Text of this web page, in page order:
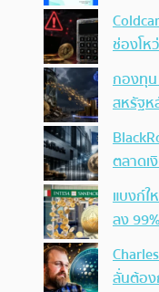
ช่องโห
กองทุน
สหรัฐห
ตลาดเ
แบงก์ใ
ลง
ลั่นต้อง